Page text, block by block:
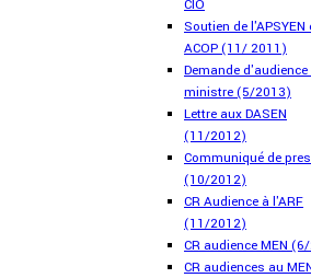
CIO
Soutien de l'APSYEN
ACOP (11/ 2011)
Demande d'audience
ministre (5/2013)
Lettre aux DASEN
(11/2012)
Communiqué de
(10/2012)
CR Audience à l'ARF
(11/2012)
CR audience MEN
CR audiences au